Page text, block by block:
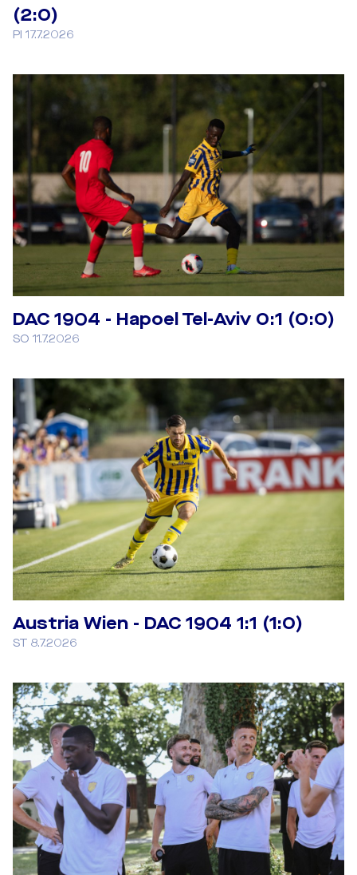
(2:0)
PI 17.7.2026
DAC 1904 - Hapoel Tel-Aviv 0:1 (0:0)
SO 11.7.2026
Austria Wien - DAC 1904 1:1 (1:0)
ST 8.7.2026